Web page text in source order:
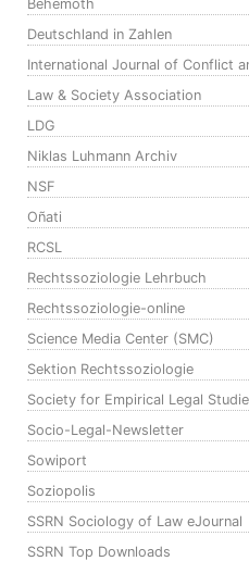
Behemoth
Deutschland in Zahlen
International Journal of Conflict
Law & Society Association
LDG
Niklas Luhmann Archiv
NSF
Oñati
RCSL
Rechtssoziologie Lehrbuch
Rechtssoziologie-online
Science Media Center (SMC)
Sektion Rechtssoziologie
Society for Empirical Legal
Socio-Legal-Newsletter
Sowiport
Soziopolis
SSRN Sociology of Law eJournal
SSRN Top Downloads